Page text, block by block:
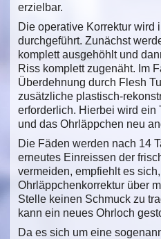
erzielbar.
Die operative Korrektur wird
durchgeführt. Zunächst
komplett ausgehöhlt und
Riss komplett zugenäht. Im
Überdehnung durch Flesh
zusätzliche plastisch-
erforderlich. Hierbei wird ein
und das Ohrläppchen neu
Die Fäden werden nach 14
erneutes Einreissen der
vermeiden, empfiehlt es
Ohrläppchenkorrektur über
Stelle keinen Schmuck zu
kann ein neues Ohrloch
Da es sich um eine